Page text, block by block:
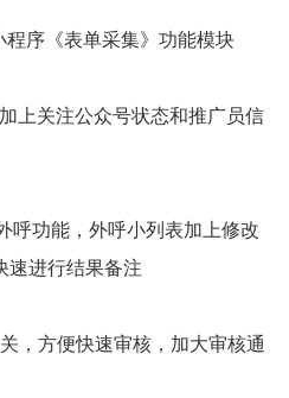
序《表单采集》功能模块
上关注公众号状态和推广员信
呼功能，外呼小列表加上修改
速进行结果备注
，方便快速审核，加大审核通